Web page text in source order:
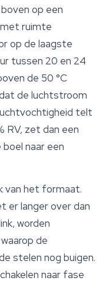
op een
ruimte
op de laagste
tussen 20 en 24
de 50 °C
de luchtstroom
telt
RV, zet dan een
naar een
van het formaat.
er langer over dan
worden
de
stelen nog buigen.
naar fase